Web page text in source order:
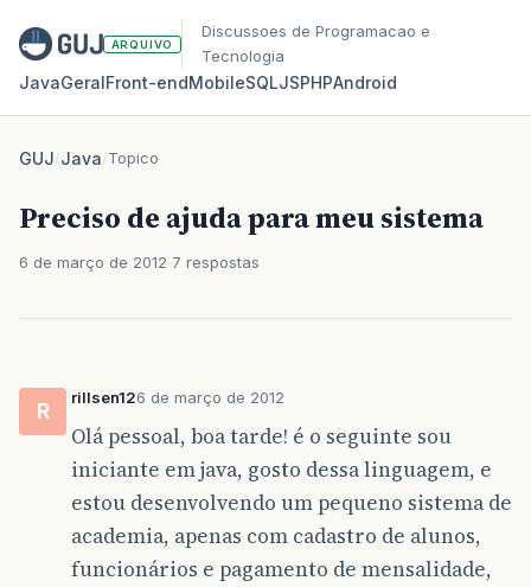
ARQUIVO
Discussoes de Programacao e
Tecnologia
JavaGeralFront‑endMobileSQLJSPHPAndroid
GUJ/Java/Topico
Preciso de ajuda para meu sistema
6 de março de 2012 7 respostas
R
rillsen126 de março de 2012
Olá pessoal, boa tarde! é o seguinte sou
iniciante em java, gosto dessa linguagem, e
estou desenvolvendo um pequeno sistema de
academia, apenas com cadastro de alunos,
funcionários e pagamento de mensalidade,